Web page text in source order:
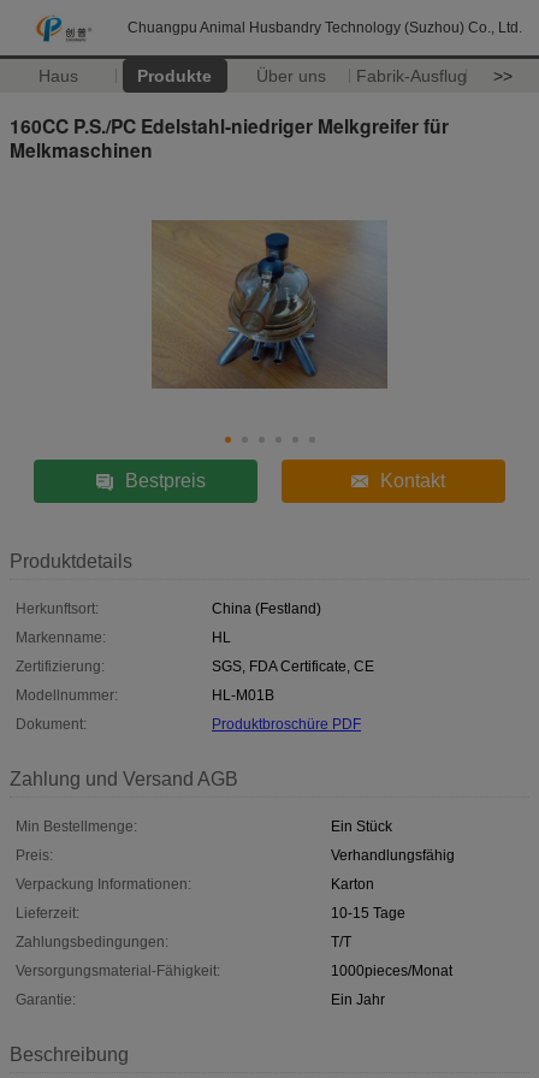
Chuangpu Animal Husbandry Technology (Suzhou) Co., Ltd.
Haus Produkte Über uns Fabrik-Ausflug >>
160CC P.S./PC Edelstahl-niedriger Melkgreifer für
Melkmaschinen
Bestpreis Kontakt
Produktdetails
Herkunftsort:
China (Festland)
Markenname:
HL
Zertifizierung:
SGS, FDA Certificate, CE
Modellnummer:
HL-M01B
Dokument:
Produktbroschüre PDF
Zahlung und Versand AGB
Min Bestellmenge:
Ein Stück
Preis:
Verhandlungsfähig
Verpackung Informationen:
Karton
Lieferzeit:
10-15 Tage
Zahlungsbedingungen:
T/T
Versorgungsmaterial-Fähigkeit:
1000pieces/Monat
Garantie:
Ein Jahr
Beschreibung